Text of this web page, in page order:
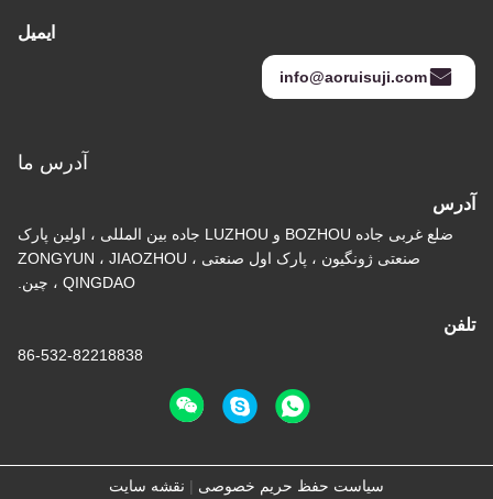
ایمیل
info@aoruisuji.com
آدرس ما
آدرس
ضلع غربی جاده BOZHOU و LUZHOU جاده بین المللی ، اولین پارک
صنعتی ژونگیون ، پارک اول صنعتی ZONGYUN ، JIAOZHOU ،
QINGDAO ، چین.
تلفن
86-532-82218838
سیاست حفظ حریم خصوصی | نقشه سایت